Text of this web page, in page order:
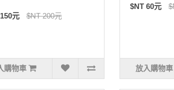
元 $NT 200元
購物車
$NT 60元
放入購物車